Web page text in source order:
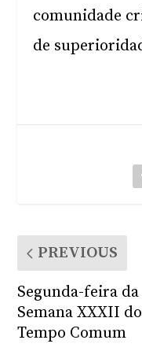
comunidade
de
PREVIOUS
Segunda-feira da
Semana XXXII do
Tempo Comum